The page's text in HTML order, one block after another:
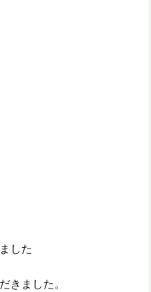
した
きました。